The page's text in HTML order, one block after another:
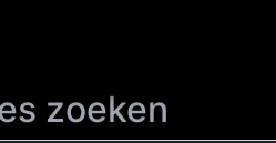
zoeken